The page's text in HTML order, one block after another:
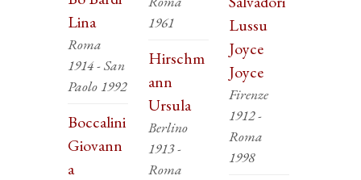
Lina
Roma
1914 - San
Paolo 1992
Boccalini
Giovann
a
1961
Hirschm
ann
Ursula
Berlino
1913 -
Roma
Lussu
Joyce
Joyce
Firenze
1912 -
Roma
1998